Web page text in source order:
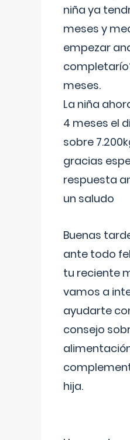
niña ya
meses y
empezar
meses.
La niña
4 meses el
sobre
gracias
respuesta
un saludo
Buenas
ante todo
tu reciente
vamos a
ayudarte
consejo
hija.